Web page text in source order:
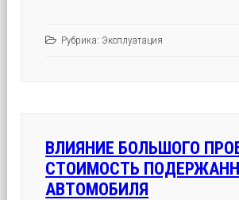
Рубрика: Эксплуатация
ВЛИЯНИЕ БОЛЬШОГО
СТОИМОСТЬ
АВТОМОБИЛЯ